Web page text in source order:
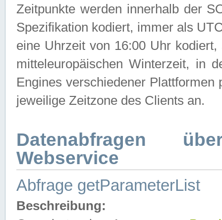
Zeitpunkte werden innerhalb der
Spezifikation kodiert, immer als
eine Uhrzeit von 16:00 Uhr
mitteleuropäischen Winterzeit, in
Engines verschiedener
jeweilige Zeitzone des Clients an.
Datenabfragen
Webservice
Abfrage getParameterList
Beschreibung: